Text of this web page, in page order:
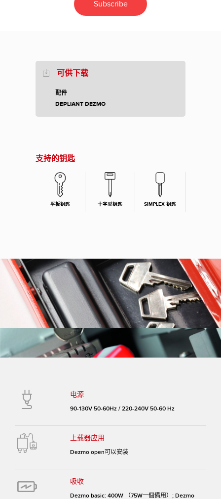
可供下载
配件
DEPLIANT DEZMO
支持的钥匙
平板钥匙 十字型钥匙 SIMPLEX 钥匙
电源
90-130V 50-60Hz / 220-240V 50-60 Hz
上载器应用
Dezmo open可以安装
吸收
Dezmo basic: 400W （75W一個備用）; Dezmo